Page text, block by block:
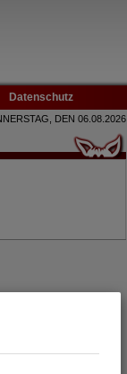
Datenschutz
DEN 06.08.2026